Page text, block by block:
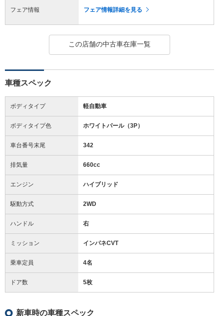
フェア情報 フェア情報詳細を見る
この店舗の中古車在庫一覧
車種スペック
ボディタイプ 軽自動車
ボディタイプ色 ホワイトパール（3P）
車台番号末尾 342
排気量 660cc
エンジン ハイブリッド
駆動方式 2WD
ハンドル 右
ミッション インパネCVT
乗車定員 4名
ドア数 5枚
新車時の車種スペック